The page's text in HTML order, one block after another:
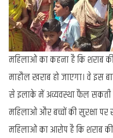
महिलाओं का कहना है कि शराब
माहौल खराब हो जाएगा। वे इस
से इलाके में अव्यवस्था फैल
महिलाओं और बच्चों की सुरक्षा पर
महिलाओं का आरोप है कि शराब